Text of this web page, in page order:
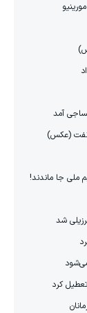
آمد
نفت (عکس)
ملی جا ماندند!
شد
کرد